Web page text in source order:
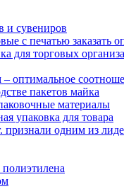
и сувениров
с печатью заказать
для торговых
оптимальное
пакетов майка
материалы
упаковка для товара
одним из